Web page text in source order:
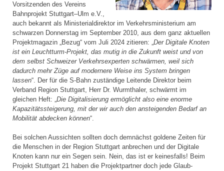
Vorsitzenden des Vereins
Bahnprojekt Stuttgart–Ulm e.V.,
auch bekannt als Ministerial­direktor im Verkehrsministerium am
schwarzen Donnerstag im September 2010, aus dem ganz aktuellen
Projektmagazin „Bezug“ vom Juli 2024 zitieren: „Der Digitale Knoten
ist ein Leuchtturm-Projekt, das mutig in die Zukunft weist und von
dem selbst Schweizer Verkehrsexperten schwärmen, weil sich
dadurch mehr Züge auf modernere Weise ins System bringen
lassen“. Der für die S-Bahn zuständige Leitende Direktor beim
Verband Region Stuttgart, Herr Dr. Wurmthaler, schwärmt im
gleichen Heft: „Die Digitalisierung ermöglicht also eine enorme
Kapazitätssteigerung, mit der wir auch den ansteigenden Bedarf an
Mobilität abdecken können“.
Bei solchen Aussichten sollten doch demnächst goldene Zeiten für
die Menschen in der Region Stuttgart anbrechen und der Digitale
Knoten kann nur ein Segen sein. Nein, das ist er keinesfalls! Beim
Projekt Stuttgart 21 haben die Projektpartner doch jede Glaub­